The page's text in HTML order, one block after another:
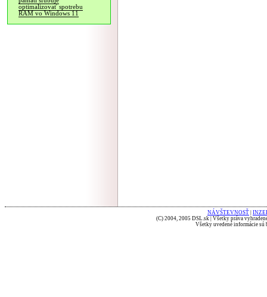
optimalizovať spotrebu
RAM vo Windows 11
NÁVŠTEVNOSŤ
(C) 2004, 2005 DSL.sk | Všetky práva
Všetky uvedené informácie sú